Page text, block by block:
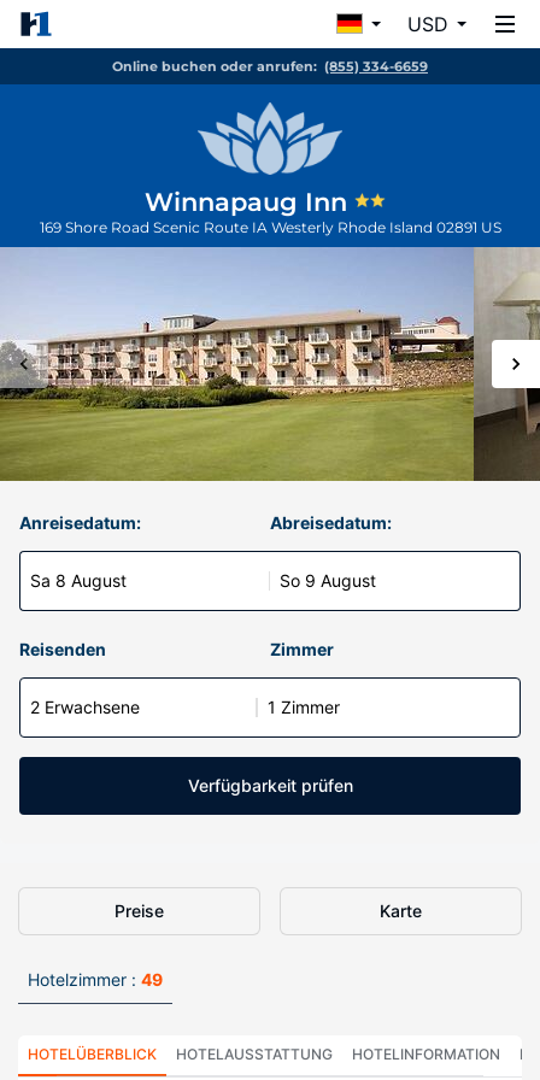
USD
Online buchen oder anrufen: (855) 334-6659
Winnapaug Inn
169 Shore Road Scenic Route IA Westerly Rhode Island 02891 US
Anreisedatum:
Sa 8 August
Abreisedatum:
So 9 August
Reisenden Zimmer
2 Erwachsene 1 Zimmer
Verfügbarkeit prüfen
Preise Karte
Hotelzimmer : 49
HOTELÜBERBLICK HOTELAUSSTATTUNG HOTELINFORMATION